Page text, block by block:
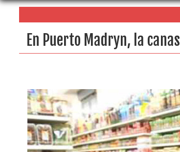
En Puerto Madryn, la